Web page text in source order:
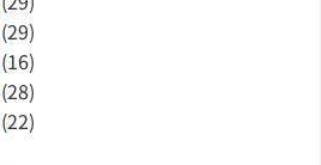
(29)
(16)
(28)
(22)